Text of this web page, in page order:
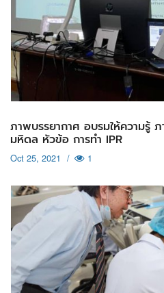
ภาพบรรยากาศ อบรมให้ความรู้
มหิดล หัวข้อ การทำ IPR
Oct 25, 2021 / 1